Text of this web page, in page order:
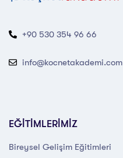
+90 530 354 96 66
info@kocnetakademi.com
EĞİTİMLERİMİZ
Bireysel Gelişim Eğitimleri